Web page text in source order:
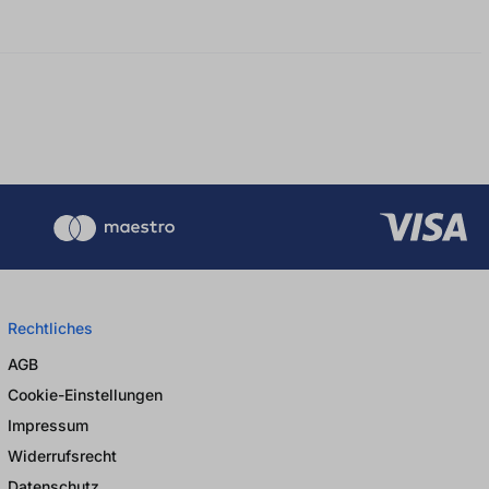
Rechtliches
AGB
Cookie-Einstellungen
Impressum
Widerrufsrecht